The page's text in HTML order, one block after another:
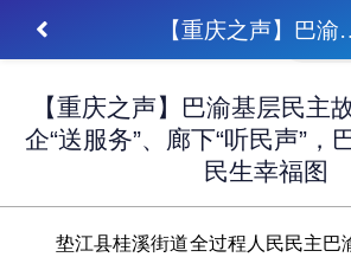
【重庆之声】巴渝基层民主故
【重庆之声】巴渝基层民主
企“送服务”、廊下“听民声”，
民生幸福图
垫江县桂溪街道全过程人民民主巴